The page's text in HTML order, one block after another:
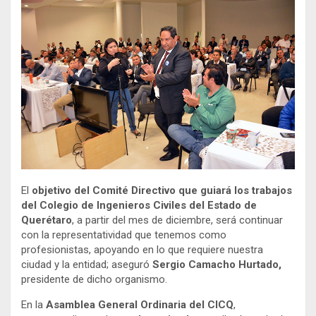
El objetivo del Comité Directivo que guiará los trabajos
del Colegio de Ingenieros Civiles del Estado de
Querétaro, a partir del mes de diciembre, será continuar
con la representatividad que tenemos como
profesionistas, apoyando en lo que requiere nuestra
ciudad y la entidad; aseguró Sergio Camacho Hurtado,
presidente de dicho organismo.
En la Asamblea General Ordinaria del CICQ,